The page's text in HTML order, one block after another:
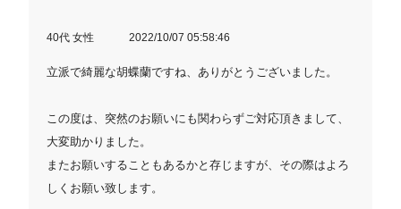
40代 女性 2022/10/07 05:58:46
立派で綺麗な胡蝶蘭ですね、ありがとうございました。
この度は、突然のお願いにも関わらずご対応頂きまして、
大変助かりました。
またお願いすることもあるかと存じますが、その際はよろ
しくお願い致します。